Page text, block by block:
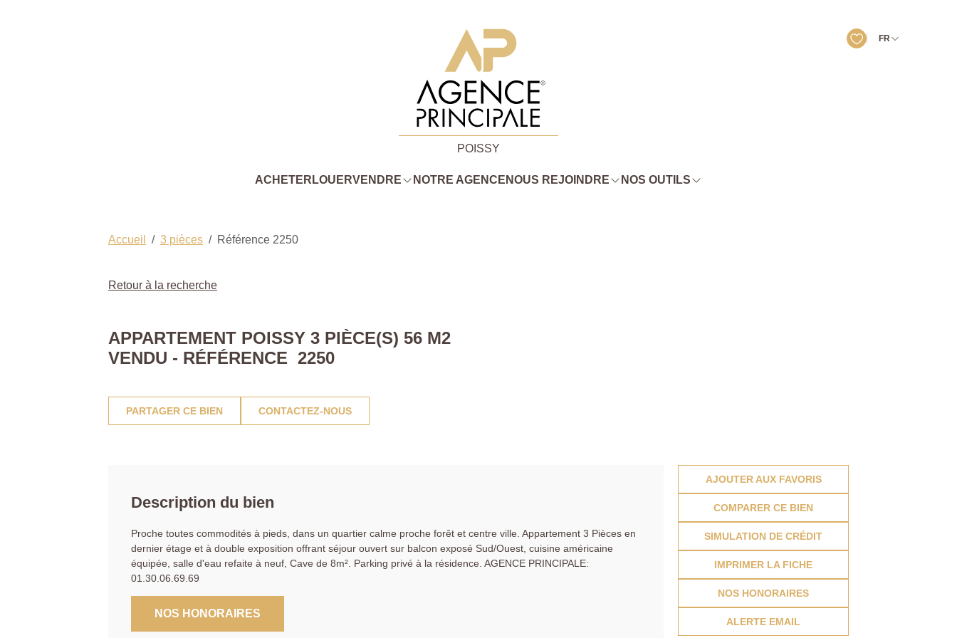
FR
POISSY
ACHETER LOUERVENDRE NOTRE AGENCE NOUS REJOINDRE NOS OUTILS
Accueil 3 pièces Référence 2250
Retour à la recherche
APPARTEMENT POISSY 3 PIÈCE(S) 56 M2
VENDU - RÉFÉRENCE 2250
PARTAGER CE BIEN CONTACTEZ-NOUS
Description du bien
Proche toutes commodités à pieds, dans un quartier calme proche forêt et centre ville. Appartement 3 Pièces en
dernier étage et à double exposition offrant séjour ouvert sur balcon exposé Sud/Ouest, cuisine américaine
équipée, salle d'eau refaite à neuf, Cave de 8m². Parking privé à la résidence. AGENCE PRINCIPALE:
01.30.06.69.69
NOS HONORAIRES
AJOUTER AUX FAVORIS
COMPARER CE BIEN
SIMULATION DE CRÉDIT
IMPRIMER LA FICHE
NOS HONORAIRES
ALERTE EMAIL